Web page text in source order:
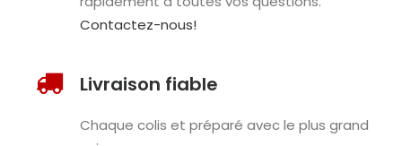
Contactez-nous!
Livraison fiable
Chaque colis et préparé avec le plus grand